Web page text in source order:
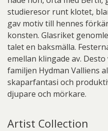
studieresor runt klotet,
gav motiv till hennes
konsten. Glasriket
talet en baksmälla.
emellan klingade av.
familjen Hydman Valliens
skaparfantasi och
djupare och mörkare.
Artist Collection